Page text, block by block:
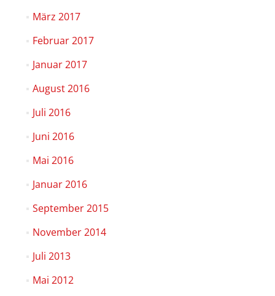
März 2017
Februar 2017
Januar 2017
August 2016
Juli 2016
Juni 2016
Mai 2016
Januar 2016
September 2015
November 2014
Juli 2013
Mai 2012